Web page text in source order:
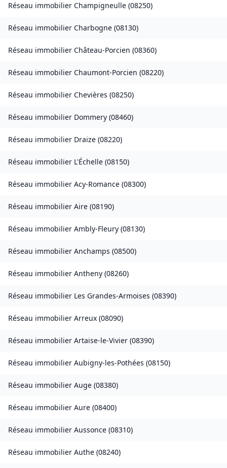
Réseau immobilier Champigneulle (08250)
Réseau immobilier Charbogne (08130)
Réseau immobilier Château-Porcien (08360)
Réseau immobilier Chaumont-Porcien (08220)
Réseau immobilier Chevières (08250)
Réseau immobilier Dommery (08460)
Réseau immobilier Draize (08220)
Réseau immobilier L'Échelle (08150)
Réseau immobilier Acy-Romance (08300)
Réseau immobilier Aire (08190)
Réseau immobilier Ambly-Fleury (08130)
Réseau immobilier Anchamps (08500)
Réseau immobilier Antheny (08260)
Réseau immobilier Les Grandes-Armoises (08390)
Réseau immobilier Arreux (08090)
Réseau immobilier Artaise-le-Vivier (08390)
Réseau immobilier Aubigny-les-Pothées (08150)
Réseau immobilier Auge (08380)
Réseau immobilier Aure (08400)
Réseau immobilier Aussonce (08310)
Réseau immobilier Authe (08240)